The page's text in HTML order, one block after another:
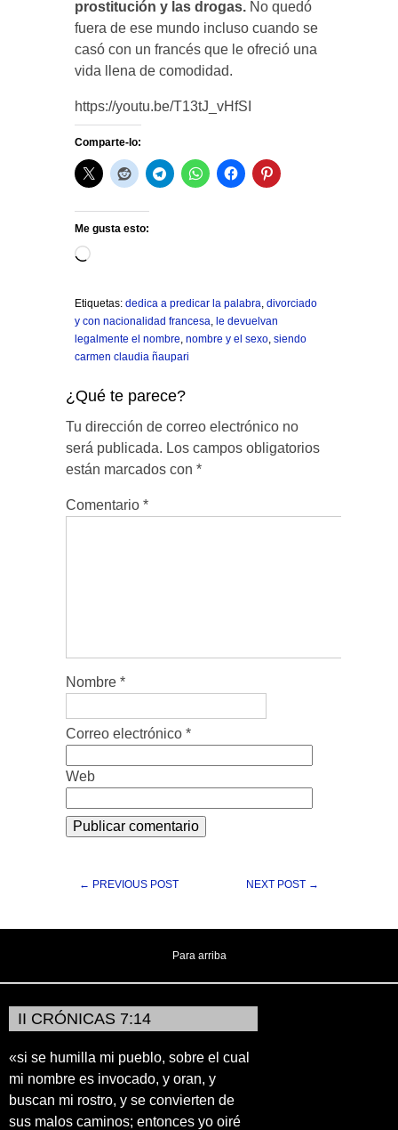
prostitución y las drogas. No quedó
fuera de ese mundo incluso cuando se
casó con un francés que le ofreció una
vida llena de comodidad.
https://youtu.be/T13tJ_vHfSI
Comparte-lo:
Me gusta esto:
Cargando...
Etiquetas: dedica a predicar la palabra, divorciado
y con nacionalidad francesa, le devuelvan
legalmente el nombre, nombre y el sexo, siendo
carmen claudia ñaupari
¿Qué te parece?
Tu dirección de correo electrónico no
será publicada. Los campos obligatorios
están marcados con *
Comentario *
Nombre *
Correo electrónico *
Web
← PREVIOUS POST NEXT POST →
Para arriba
II CRÓNICAS 7:14
«si se humilla mi pueblo, sobre el cual
mi nombre es invocado, y oran, y
buscan mi rostro, y se convierten de
sus malos caminos; entonces yo oiré